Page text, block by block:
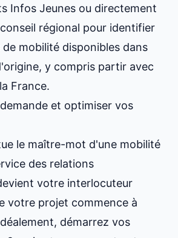
Infos Jeunes ou directement
régional pour identifier
mobilité disponibles dans
y compris partir avec
France.
et optimiser vos
le maître-mot d'une mobilité
des relations
votre interlocuteur
votre projet commence à
démarrez vos